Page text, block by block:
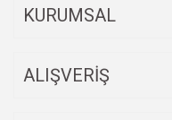
KURUMSAL
ALIŞVERİŞ